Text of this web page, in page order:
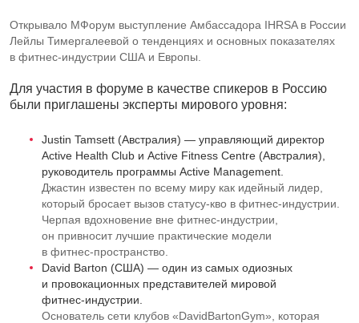
Открывало МФорум выступление Амбассадора IHRSA в России
Лейлы Тимергалеевой о тенденциях и основных показателях
в фитнес-индустрии США и Европы.
Для участия в форуме в качестве спикеров в Россию
были приглашены эксперты мирового уровня:
Justin Tamsett (Австралия) — управляющий директор
Active Health Club и Active Fitness Centre (Австралия),
руководитель программы Active Management.
Джастин известен по всему миру как идейный лидер,
который бросает вызов статусу-кво в фитнес-индустрии
Черпая вдохновение вне фитнес-индустрии
он привносит лучшие практические модели
в фитнес-пространство
David Barton (США) — один из самых одиозных
и провокационных представителей мировой
фитнес-индустрии
Основатель сети клубов «DavidBartonGym», которая